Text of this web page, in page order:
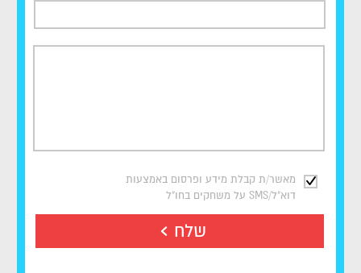
מאשר/ת קבלת מידע ופרסום באמצעות
דוא"ל/SMS על משחקים בחו"ל
שלח